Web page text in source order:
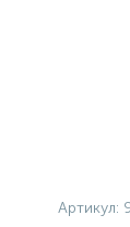
Артикул: